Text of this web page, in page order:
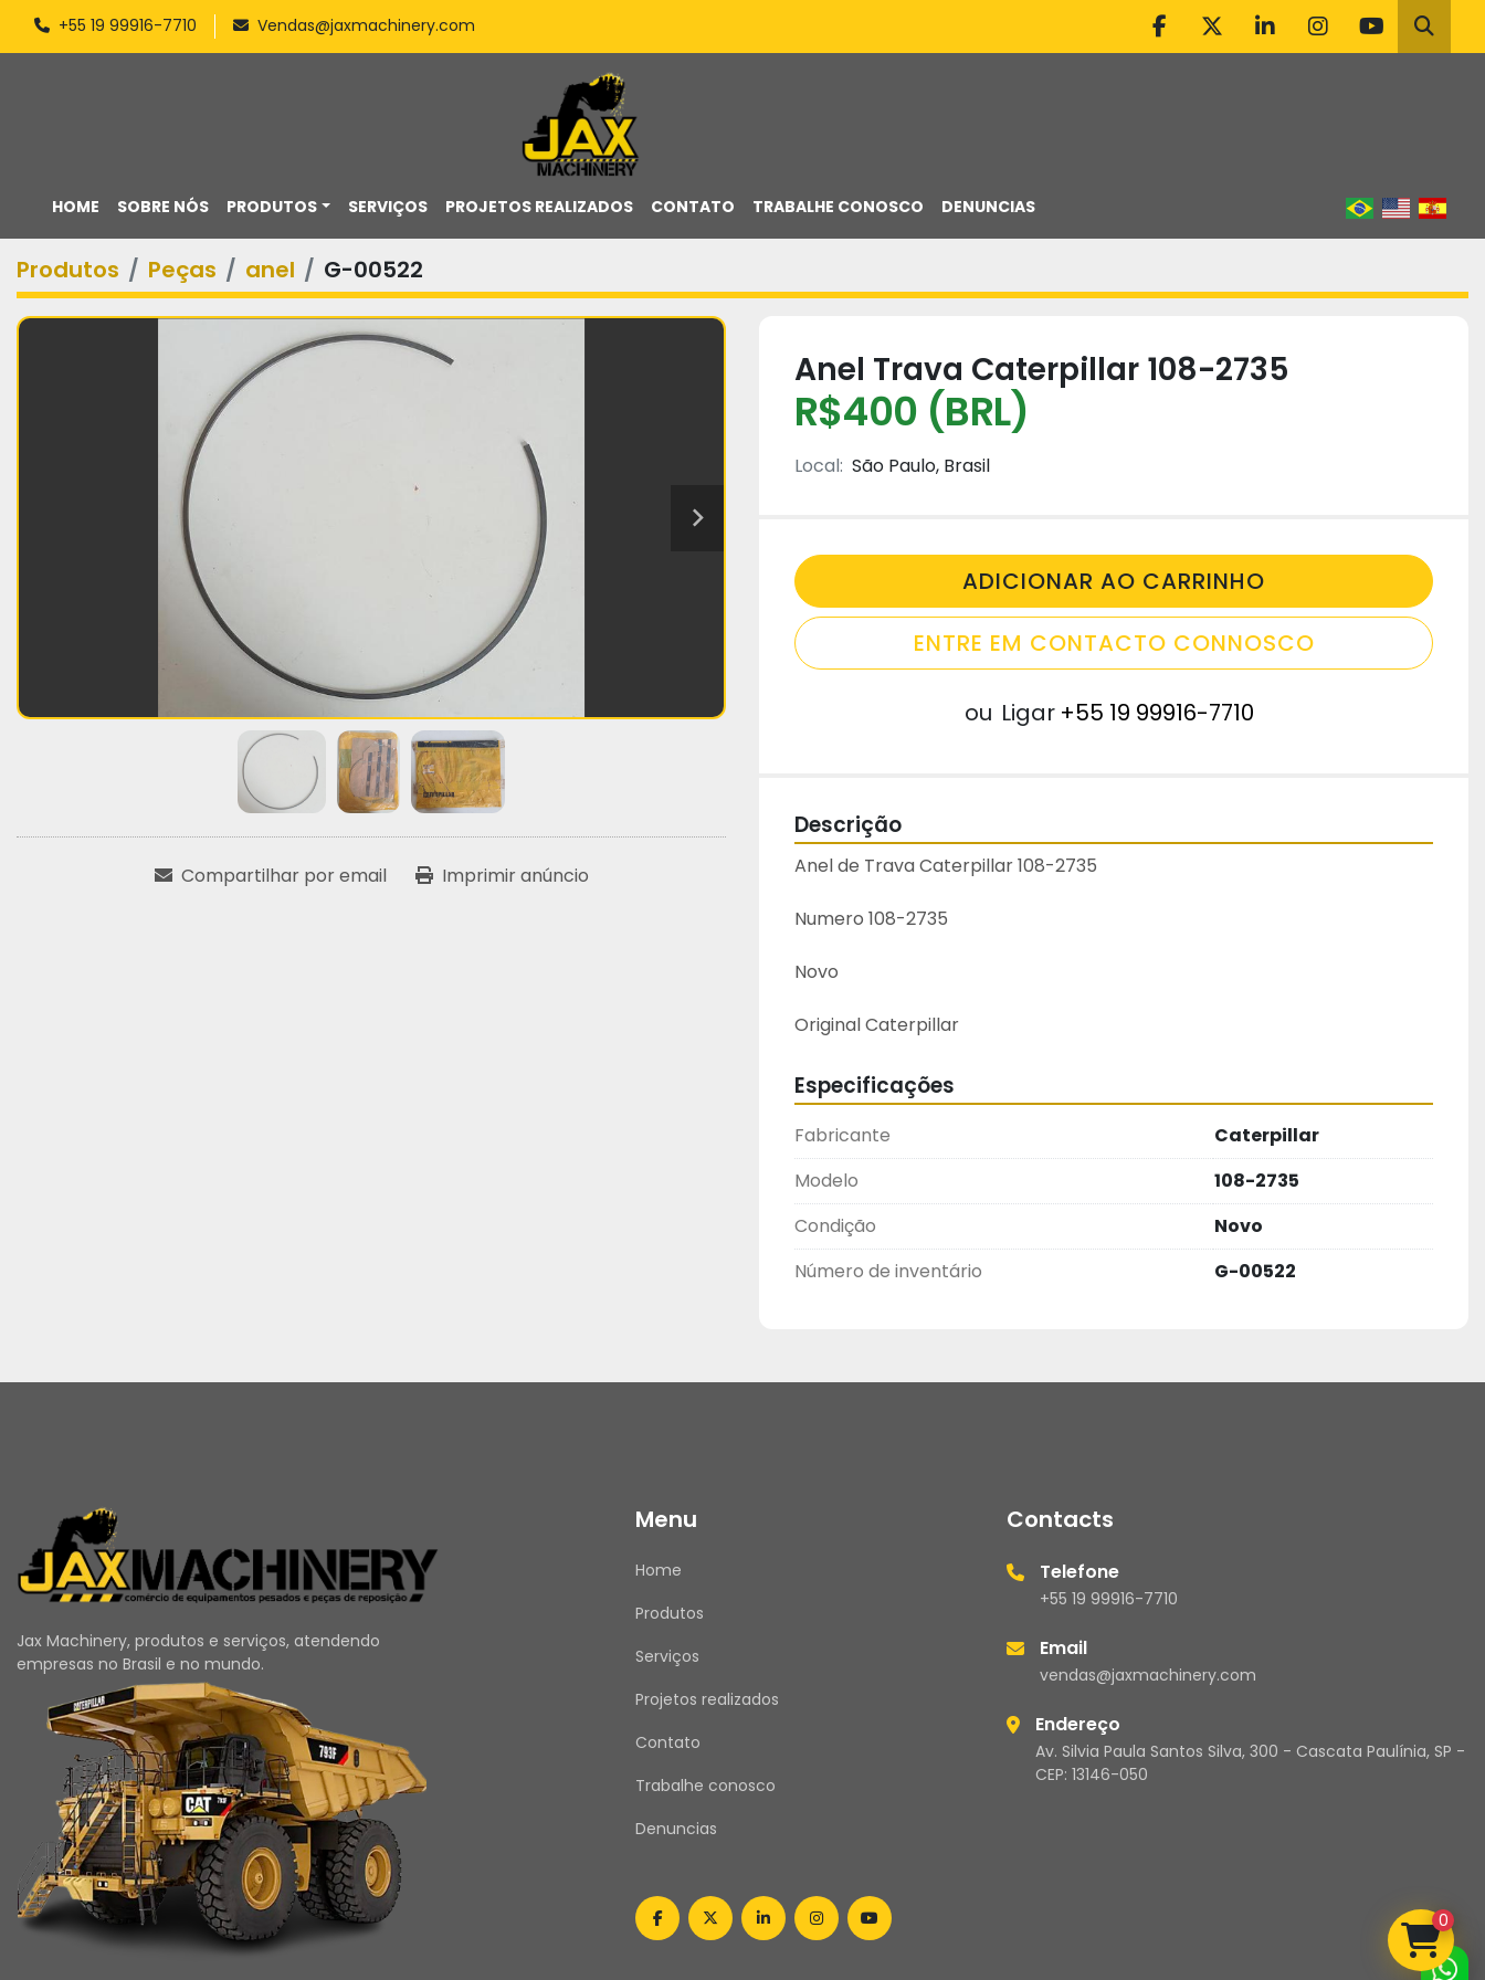
+55 19 99916-7710 Vendas@jaxmachinery.com
facebook
twitterlinkedininstagram
youtube
HOME PRODUTOS
SOBRE NÓS SERVIÇOS PROJETOS REALIZADOS CONTATO TRABALHE CONOSCO DENUNCIAS
Produtos Peças anel G-00522
Compartilhar por email Imprimir anúncio
Anel Trava Caterpillar 108-2735
R$400 (BRL)
Local: São Paulo, Brasil
ADICIONAR AO CARRINHO
ENTRE EM CONTACTO CONNOSCO
ou Ligar +55 19 99916-7710
Descrição
Anel de Trava Caterpillar 108-2735
Numero 108-2735
Novo
Original Caterpillar
Especificações
Fabricante
Caterpillar
Modelo
108-2735
Condição
Novo
Número de inventário
G-00522
Jax Machinery, produtos e serviços, atendendo
empresas no Brasil e no mundo.
Menu
Home
Produtos
Serviços
Projetos realizados
Contato
Trabalhe conosco
Denuncias
Contacts
Telefone
+55 19 99916-7710
Email
vendas@jaxmachinery.com
Endereço
Av. Silvia Paula Santos Silva, 300 - Cascata Paulínia, SP -
CEP: 13146-050
facebooktwitterlinkedininstagramyoutube 0